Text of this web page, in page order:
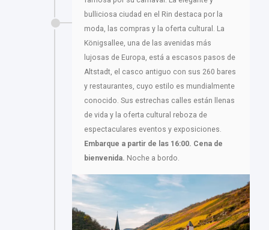
bulliciosa ciudad en el Rin destaca por la
moda, las compras y la oferta cultural. La
Königsallee, una de las avenidas más
lujosas de Europa, está a escasos pasos de
Altstadt, el casco antiguo con sus 260 bares
y restaurantes, cuyo estilo es mundialmente
conocido. Sus estrechas calles están llenas
de vida y la oferta cultural reboza de
espectaculares eventos y exposiciones.
Embarque a partir de las 16:00. Cena de
bienvenida. Noche a bordo.